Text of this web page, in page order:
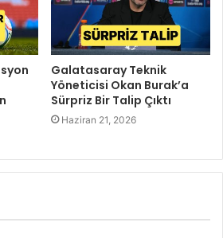
Galatasaray Teknik
Yöneticisi Okan Burak’a
Sürpriz Bir Talip Çıktı
Haziran 21, 2026